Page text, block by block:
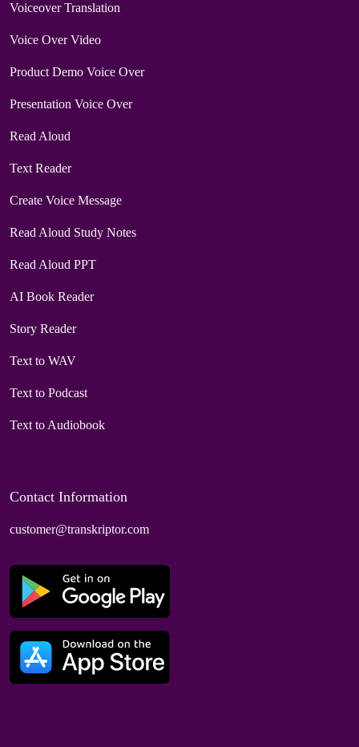
Voiceover Translation
Voice Over Video
Product Demo Voice Over
Presentation Voice Over
Read Aloud
Text Reader
Create Voice Message
Read Aloud Study Notes
Read Aloud PPT
AI Book Reader
Story Reader
Text to WAV
Text to Podcast
Text to Audiobook
Contact Information
customer@transkriptor.com